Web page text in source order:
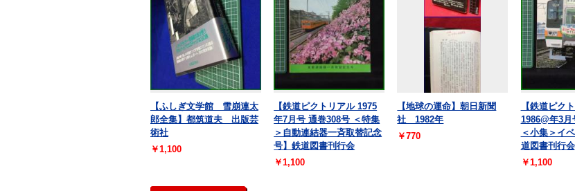
【ふしぎ文学館 雪崩連太
郎全集】都筑道夫 出版芸
術社
￥1,100
【鉄道ピクトリアル 1975
年7月号 通巻308号 ＜特集
＞自動連結器一斉取替記念
号】鉄道図書刊行会
￥1,100
【地球の運命】朝日新聞
社 1982年
￥770
【鉄道ピク
1986@年3
＜小集＞イ
道図書刊行会
￥1,100